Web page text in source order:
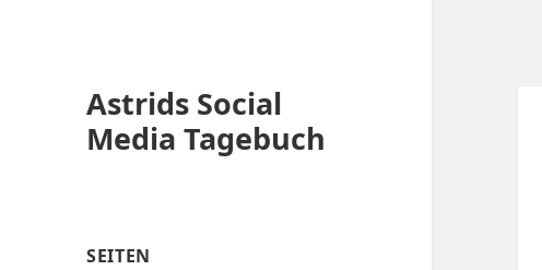
Astrids Social
Media Tagebuch
SEITEN